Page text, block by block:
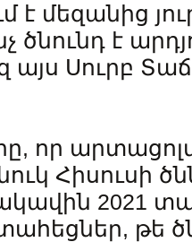
է մեզանից
ծնունդ է
այս Սուրբ
որ
Հիսուսի
2021
թե